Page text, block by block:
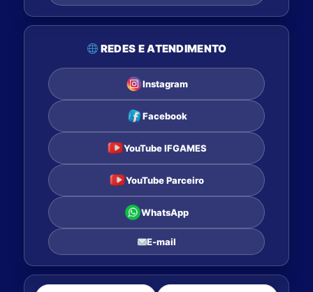
REDES E ATENDIMENTO
Instagram
Facebook
YouTube IFGAMES
YouTube Parceiro
WhatsApp
E-mail